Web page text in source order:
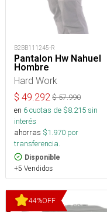
B2BB111245-R
Pantalon Hw Nahuel
Hombre
Hard Work
$ 49.292 $57.990
en 6cuotas de $8.215sin
interés
ahorras $1.970 por
transferencia.
Disponible
+5 Vendidos
44%OFF